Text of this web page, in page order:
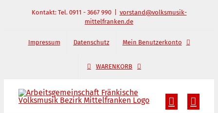
springen
Kontakt: Tel. 0911 - 3667 990
vorstand@volksmusik-
mittelfranken.de
Impressum Datenschutz Mein Benutzerkonto
WARENKORB